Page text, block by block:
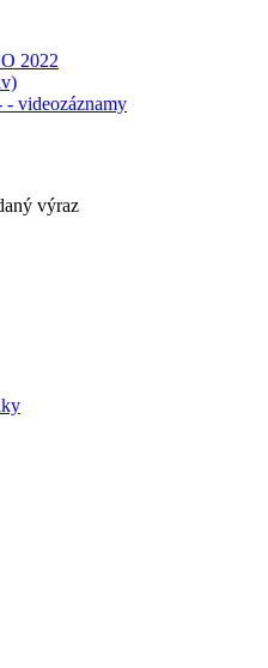
2022
- videozáznamy
výraz